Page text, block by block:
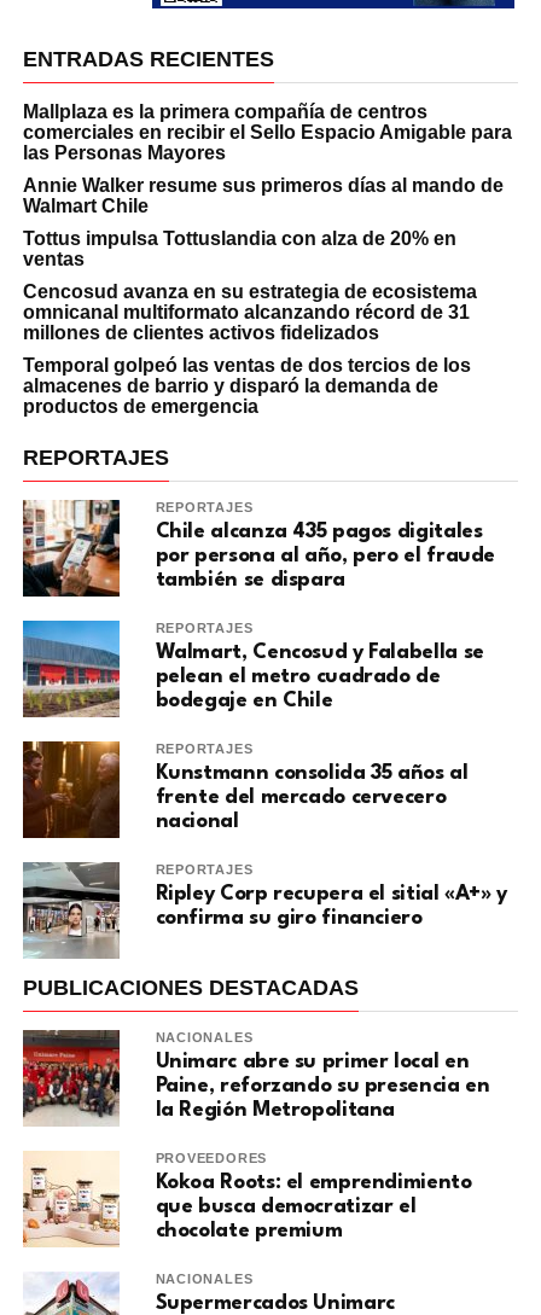
ENTRADAS RECIENTES
Mallplaza es la primera compañía de centros
comerciales en recibir el Sello Espacio Amigable para
las Personas Mayores
Annie Walker resume sus primeros días al mando de
Walmart Chile
Tottus impulsa Tottuslandia con alza de 20% en
ventas
Cencosud avanza en su estrategia de ecosistema
omnicanal multiformato alcanzando récord de 31
millones de clientes activos fidelizados
Temporal golpeó las ventas de dos tercios de los
almacenes de barrio y disparó la demanda de
productos de emergencia
REPORTAJES
REPORTAJES
Chile alcanza 435 pagos digitales
por persona al año, pero el fraude
también se dispara
REPORTAJES
Walmart, Cencosud y Falabella se
pelean el metro cuadrado de
bodegaje en Chile
REPORTAJES
Kunstmann consolida 35 años al
frente del mercado cervecero
nacional
REPORTAJES
Ripley Corp recupera el sitial «A+» y
confirma su giro financiero
PUBLICACIONES DESTACADAS
NACIONALES
Unimarc abre su primer local en
Paine, reforzando su presencia en
la Región Metropolitana
PROVEEDORES
Kokoa Roots: el emprendimiento
que busca democratizar el
chocolate premium
NACIONALES
Supermercados Unimarc